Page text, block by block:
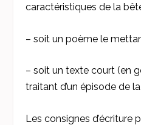
caractéristiques de la
– soit un poème le
– soit un texte court (en
traitant d’un épisode de
Les consignes d’écriture